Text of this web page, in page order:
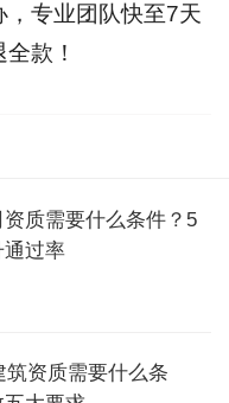
专业团队快至7天
款！
质需要什么条件？5
过率
筑资质需要什么条